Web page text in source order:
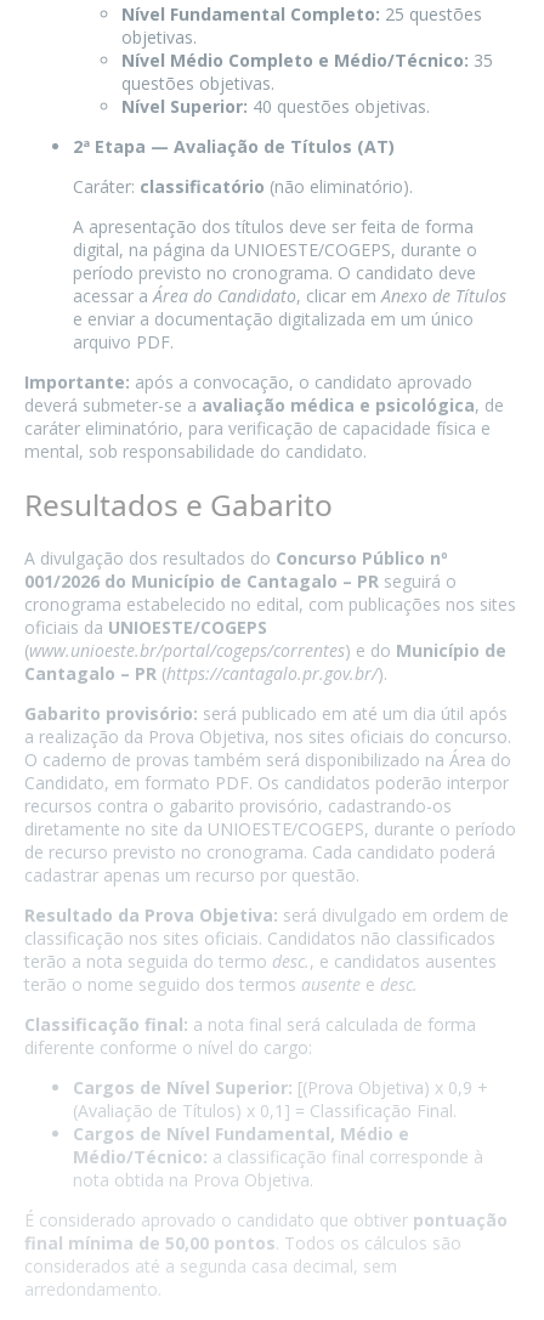
Nível Fundamental Completo: 25 questões
objetivas.
Nível Médio Completo e Médio/Técnico: 35
questões objetivas.
Nível Superior: 40 questões objetivas.
2ª Etapa — Avaliação de Títulos (AT)
Caráter: classificatório (não eliminatório).
A apresentação dos títulos deve ser feita de forma
digital, na página da UNIOESTE/COGEPS, durante o
período previsto no cronograma. O candidato deve
acessar a Área do Candidato, clicar em Anexo de Títulos
e enviar a documentação digitalizada em um único
arquivo PDF.
Importante: após a convocação, o candidato aprovado
deverá submeter-se a avaliação médica e psicológica, de
caráter eliminatório, para verificação de capacidade física e
mental, sob responsabilidade do candidato.
Resultados e Gabarito
A divulgação dos resultados do Concurso Público nº
001/2026 do Município de Cantagalo – PR seguirá o
cronograma estabelecido no edital, com publicações nos sites
oficiais da UNIOESTE/COGEPS
(www.unioeste.br/portal/cogeps/correntes) e do Município de
Cantagalo – PR (https://cantagalo.pr.gov.br/).
Gabarito provisório: será publicado em até um dia útil após
a realização da Prova Objetiva, nos sites oficiais do concurso.
O caderno de provas também será disponibilizado na Área do
Candidato, em formato PDF. Os candidatos poderão interpor
recursos contra o gabarito provisório, cadastrando-os
diretamente no site da UNIOESTE/COGEPS, durante o período
de recurso previsto no cronograma. Cada candidato poderá
cadastrar apenas um recurso por questão.
Resultado da Prova Objetiva: será divulgado em ordem de
classificação nos sites oficiais. Candidatos não classificados
terão a nota seguida do termo desc., e candidatos ausentes
terão o nome seguido dos termos ausente e desc.
Classificação final: a nota final será calculada de forma
diferente conforme o nível do cargo:
Cargos de Nível Superior: [(Prova Objetiva) x 0,9 +
(Avaliação de Títulos) x 0,1] = Classificação Final.
Cargos de Nível Fundamental, Médio e
Médio/Técnico: a classificação final corresponde à
nota obtida na Prova Objetiva.
É considerado aprovado o candidato que obtiver pontuação
final mínima de 50,00 pontos. Todos os cálculos são
considerados até a segunda casa decimal, sem
arredondamento.